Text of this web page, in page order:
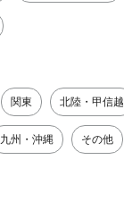
関東 北陸・甲信越
九州・沖縄 その他